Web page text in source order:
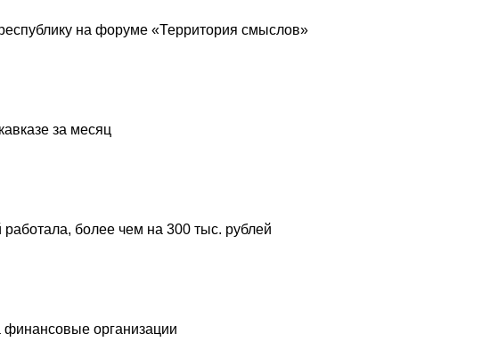
на форуме «Территория смыслов»
за месяц
работала, более чем на 300 тыс. рублей
организации